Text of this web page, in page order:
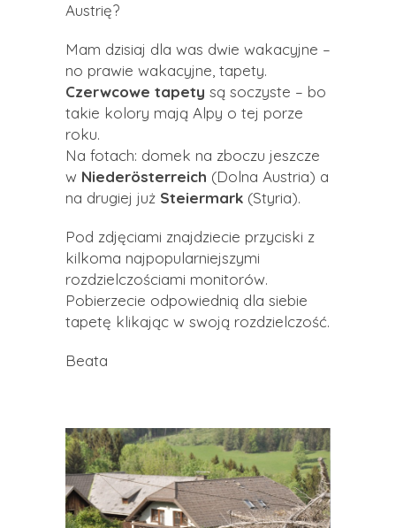
Austrię?
Mam dzisiaj dla was dwie wakacyjne –
no prawie wakacyjne, tapety.
Czerwcowe tapety są soczyste – bo
takie kolory mają Alpy o tej porze
roku.
Na fotach: domek na zboczu jeszcze
w Niederösterreich (Dolna Austria) a
na drugiej już Steiermark (Styria).
Pod zdjęciami znajdziecie przyciski z
kilkoma najpopularniejszymi
rozdzielczościami monitorów.
Pobierzecie odpowiednią dla siebie
tapetę klikając w swoją rozdzielczość.
Beata